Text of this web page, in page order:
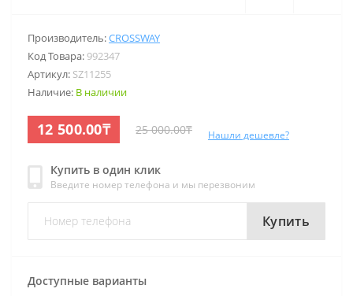
Производитель:CROSSWAY
Код Товара: 992347
Артикул: SZ11255
Наличие: В наличии
12 500.00₸ 25 000.00₸ Нашли дешевле?
Купить в один клик
Введите номер телефона и мы перезвоним
Купить
Доступные варианты